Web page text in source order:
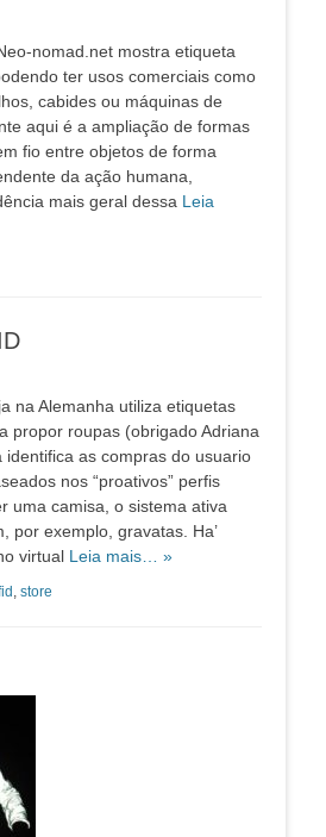
nomad.net mostra etiqueta
ter usos comerciais como
cabides ou máquinas de
aqui é a ampliação de formas
fio entre objetos de forma
da ação humana,
mais geral dessa Leia
na Alemanha utiliza etiquetas
propor roupas (obrigado Adriana
identifica as compras do usuario
nos “proativos” perfis
uma camisa, o sistema ativa
por exemplo, gravatas. Ha’
virtual Leia mais… »
store